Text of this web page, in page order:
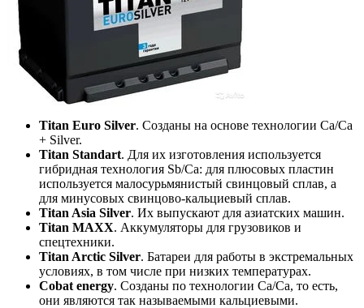
Titan Euro Silver. Созданы на основе технологии Ca/Ca
+ Silver.
Titan Standart. Для их изготовления используется
гибридная технология Sb/Ca: для плюсовых пластин
используется малосурьмянистый свинцовый сплав, а
для минусовых свинцово-кальциевый сплав.
Titan Asia Silver. Их выпускают для азиатских машин.
Titan MAXX. Аккумуляторы для грузовиков и
спецтехники.
Titan Arctic Silver. Батареи для работы в экстремальных
условиях, в том числе при низких температурах.
Cobat energy. Созданы по технологии Ca/Ca, то есть,
они являются так называемыми кальциевыми.